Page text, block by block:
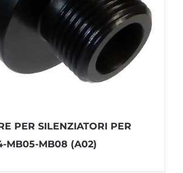
PER SILENZIATORI PER
MB05-MB08 (A02)